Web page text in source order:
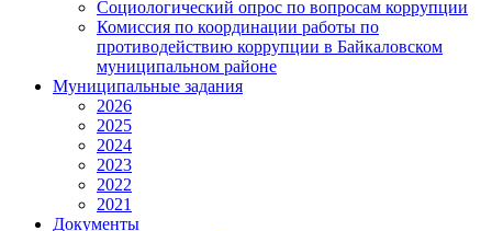
Социологический опрос по вопросам коррупции
Комиссия по координации работы по
противодействию коррупции в Байкаловском
муниципальном районе
Муниципальные задания
2026
2025
2024
2023
2022
2021
Документы